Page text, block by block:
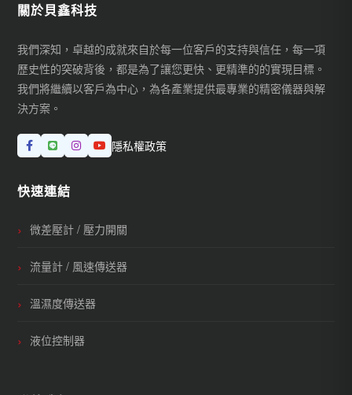
關於貝鑫科技
我們深知，卓越的成就來自於每一位客戶的支持與信任，每一項
歷史性的突破背後，都是為了讓您更快、更精準的的實現目標。
我們將繼續以客戶為中心，為各產業提供最專業的精密儀器與解
決方案。
隱私權政策
快速連結
微差壓計 / 壓力開關
流量計 / 風速傳送器
溫濕度傳送器
液位控制器